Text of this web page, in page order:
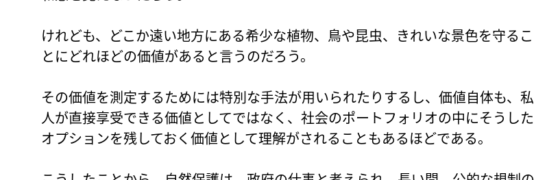
けれども、どこか遠い地方にある希少な植物、鳥や昆虫、きれいな景色を守るこ
とにどれほどの価値があると言うのだろう。
その価値を測定するためには特別な手法が用いられたりするし、価値自体も、私
人が直接享受できる価値としてではなく、社会のポートフォリオの中にそうした
オプションを残しておく価値として理解がされることもあるほどである。